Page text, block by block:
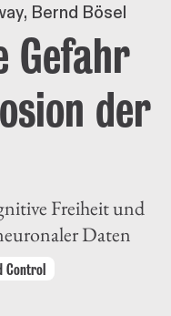
Bernd Bösel
Gefahr
der
Freiheit und
Daten
Control